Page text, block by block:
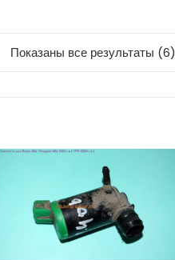
Показаны все результаты (6)